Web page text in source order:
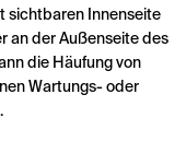
sichtbaren Innenseite
an der Außenseite des
die Häufung von
Wartungs- oder